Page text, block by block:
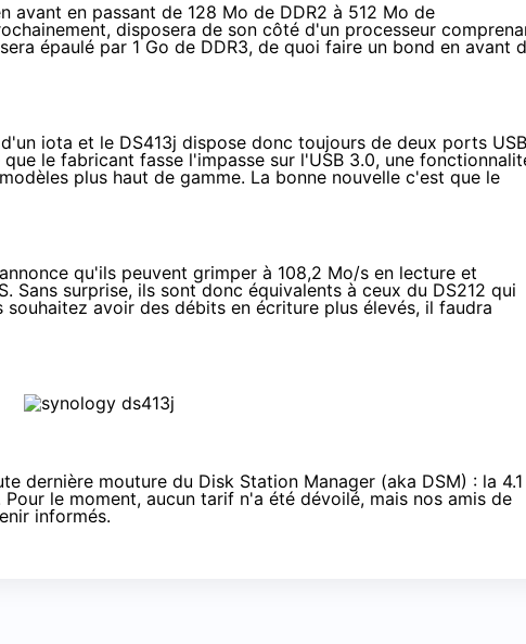
en passant de 128 Mo de DDR2 à 512 Mo de
disposera de son côté d'un processeur
épaulé par 1 Go de DDR3, de quoi faire un bond en avant
iota et le DS413j dispose donc toujours de deux ports USB
le fabricant fasse l'impasse sur l'USB 3.0, une
plus haut de gamme. La bonne nouvelle c'est que le
qu'ils peuvent grimper à 108,2 Mo/s en lecture et
Sans surprise, ils sont donc équivalents à ceux du DS212 qui
avoir des débits en écriture plus élevés, il faudra
dernière mouture du Disk Station Manager (aka DSM) : la 4.1
Pour le moment, aucun tarif n'a été dévoilé, mais nos amis de
informés.